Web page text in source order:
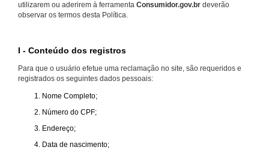
utilizarem ou aderirem à ferramenta Consumidor.gov.br deverão
observar os termos desta Política.
I - Conteúdo dos registros
Para que o usuário efetue uma reclamação no site, são requeridos e
registrados os seguintes dados pessoais:
Nome Completo;
Número do CPF;
Endereço;
Data de nascimento;